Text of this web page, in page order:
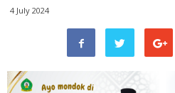
4 July 2024